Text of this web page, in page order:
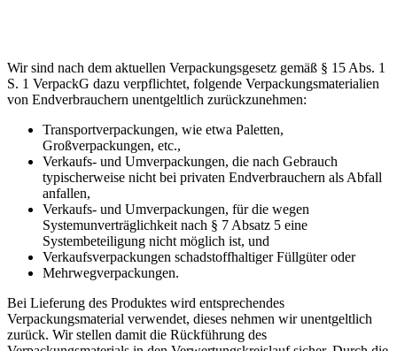
Wir sind nach dem aktuellen Verpackungsgesetz gemäß § 15 Abs. 1
S. 1 VerpackG dazu verpflichtet, folgende Verpackungsmaterialien
von Endverbrauchern unentgeltlich zurückzunehmen:
Transportverpackungen, wie etwa Paletten,
Großverpackungen, etc.,
Verkaufs- und Umverpackungen, die nach Gebrauch
typischerweise nicht bei privaten Endverbrauchern als Abfall
anfallen,
Verkaufs- und Umverpackungen, für die wegen
Systemunverträglichkeit nach § 7 Absatz 5 eine
Systembeteiligung nicht möglich ist, und
Verkaufsverpackungen schadstoffhaltiger Füllgüter oder
Mehrwegverpackungen.
Bei Lieferung des Produktes wird entsprechendes
Verpackungsmaterial verwendet, dieses nehmen wir unentgeltlich
zurück. Wir stellen damit die Rückführung des